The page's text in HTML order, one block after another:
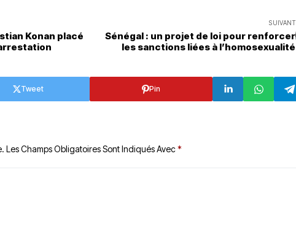
Konan placé
SUIVANT
Sénégal : un projet de loi pour renforcer
les sanctions liées à l’homosexualité
Tweet Pin
Les Champs Obligatoires Sont Indiqués Avec*